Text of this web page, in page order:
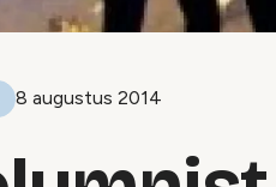
8 augustus 2014